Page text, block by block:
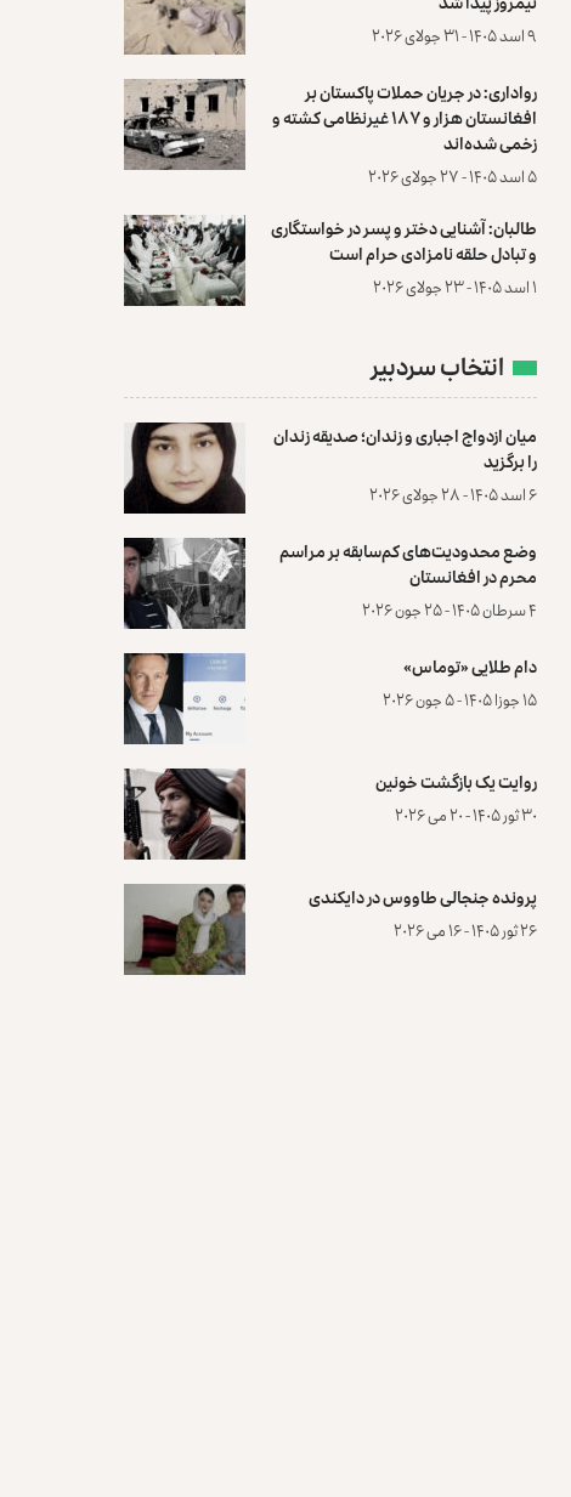
۹ اسد ۱۴۰۵ - ۳۱ جولای ۲۰۲۶
رواداری: در جریان حملات پاکستان بر
افغانستان هزار و ۱۸۷ غیرنظامی کشته و
زخمی شده‌اند
۵ اسد ۱۴۰۵ - ۲۷ جولای ۲۰۲۶
طالبان: آشنایی دختر و پسر در خواستگاری
و تبادل حلقه نامزادی حرام است
۱ اسد ۱۴۰۵ - ۲۳ جولای ۲۰۲۶
انتخاب سردبیر
میان ازدواج اجباری و زندان؛ صدیقه زندان
را برگزید
۶ اسد ۱۴۰۵ - ۲۸ جولای ۲۰۲۶
وضع محدودیت‌های کم‌سابقه بر مراسم
محرم در افغانستان
۴ سرطان ۱۴۰۵ - ۲۵ جون ۲۰۲۶
دام طلایی «توماس»
۱۵ جوزا ۱۴۰۵ - ۵ جون ۲۰۲۶
روایت یک بازگشت خونین
۳۰ ثور ۱۴۰۵ - ۲۰ می ۲۰۲۶
پرونده‌ جنجالی طاووس در دایکندی
۲۶ ثور ۱۴۰۵ - ۱۶ می ۲۰۲۶